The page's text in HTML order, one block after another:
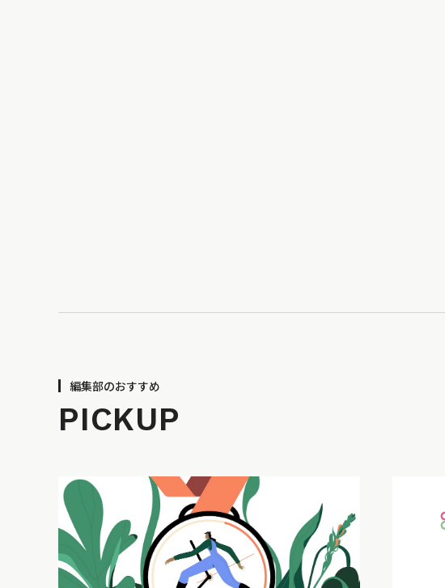
編集部のおすすめ
PICKUP